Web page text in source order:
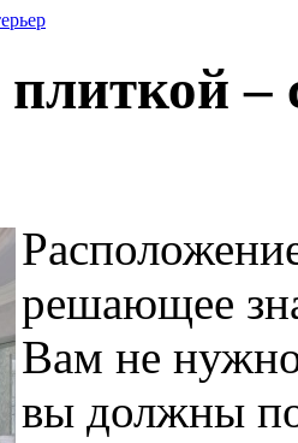
решающее
Вам не
вы должны